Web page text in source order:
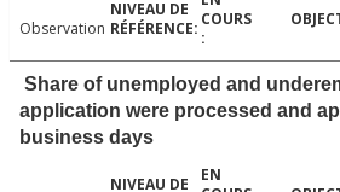
Observation
Share of unemployed and
application were processed and
business days